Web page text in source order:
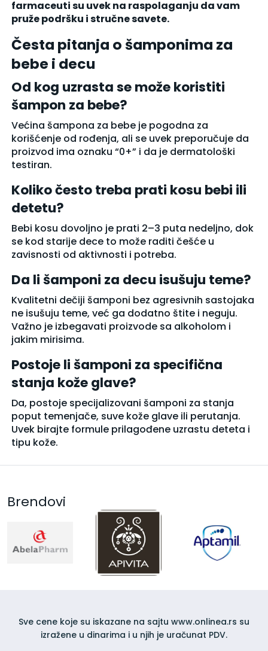
farmaceuti su uvek na raspolaganju da vam
pruže podršku i stručne savete.
Česta pitanja o šamponima za
bebe i decu
Od kog uzrasta se može koristiti
šampon za bebe?
Većina šampona za bebe je pogodna za
korišćenje od rođenja, ali se uvek preporučuje da
proizvod ima oznaku “0+” i da je dermatološki
testiran.
Koliko često treba prati kosu bebi ili
detetu?
Bebi kosu dovoljno je prati 2–3 puta nedeljno, dok
se kod starije dece to može raditi češće u
zavisnosti od aktivnosti i potreba.
Da li šamponi za decu isušuju teme?
Kvalitetni dečiji šamponi bez agresivnih sastojaka
ne isušuju teme, već ga dodatno štite i neguju.
Važno je izbegavati proizvode sa alkoholom i
jakim mirisima.
Postoje li šamponi za specifična
stanja kože glave?
Da, postoje specijalizovani šamponi za stanja
poput temenjače, suve kože glave ili perutanja.
Uvek birajte formule prilagođene uzrastu deteta i
tipu kože.
Brendovi
Sve cene koje su iskazane na sajtu www.onlinea.rs su
izražene u dinarima i u njih je uračunat PDV.